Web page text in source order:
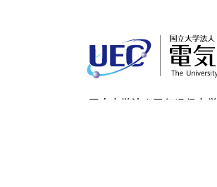
国立大学法人電気通信大学